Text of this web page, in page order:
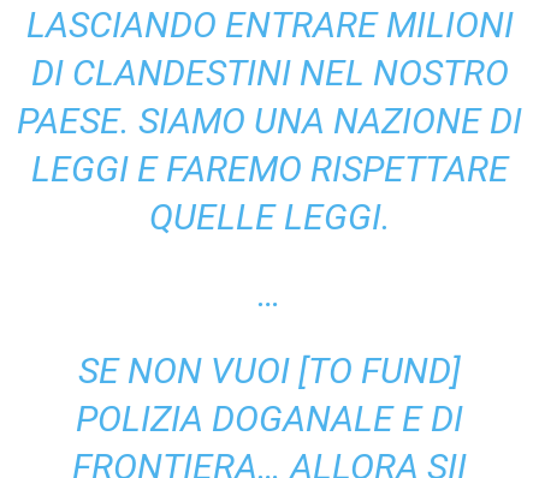
LASCIANDO ENTRARE MILIONI
DI CLANDESTINI NEL NOSTRO
PAESE. SIAMO UNA NAZIONE DI
LEGGI E FAREMO RISPETTARE
QUELLE LEGGI.
…
SE NON VUOI [TO FUND]
POLIZIA DOGANALE E DI
FRONTIERA… ALLORA SII